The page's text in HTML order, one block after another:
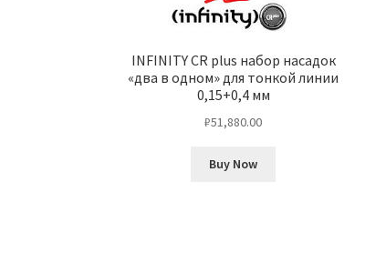
INFINITY CR plus набор насадок
«два в одном» для тонкой линии
0,15+0,4 мм
₽51,880.00
Buy Now